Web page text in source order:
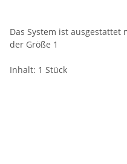
Das System ist
der Größe 1
Inhalt: 1 Stück